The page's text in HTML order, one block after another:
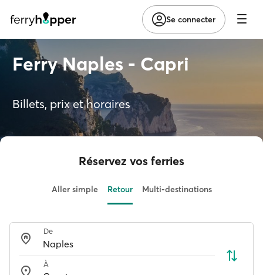
Se connecter
Ferry Naples - Capri
Billets, prix et horaires
Réservez vos ferries
Aller simple Retour Multi-destinations
De
À